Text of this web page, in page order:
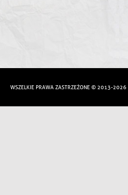
WSZELKIE PRAWA ZASTRZEŻONE © 2013-2026